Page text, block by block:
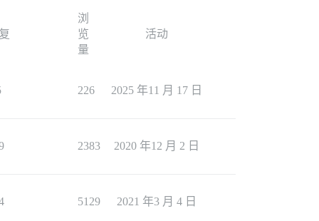
浏
览
量
活动
226 2025 年11 月 17 日
2383 2020 年12 月 2 日
5129 2021 年3 月 4 日